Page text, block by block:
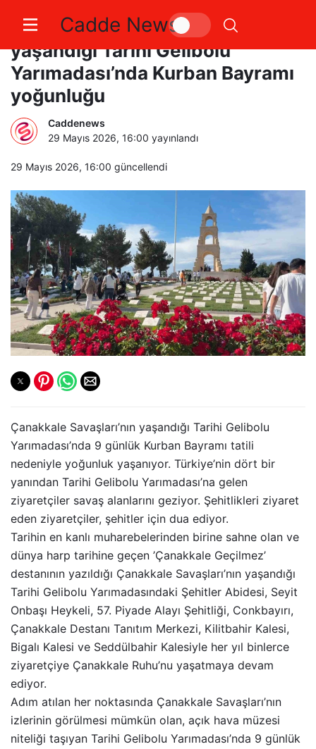
Cadde News
Çanakkale Savaşları’nın
yaşandığı Tarihi Gelibolu
Yarımadası’nda Kurban Bayramı
yoğunluğu
Caddenews
29 Mayıs 2026, 16:00 yayınlandı
29 Mayıs 2026, 16:00 güncellendi
Çanakkale Savaşları’nın yaşandığı Tarihi Gelibolu
Yarımadası’nda 9 günlük Kurban Bayramı tatili
nedeniyle yoğunluk yaşanıyor. Türkiye’nin dört bir
yanından Tarihi Gelibolu Yarımadası’na gelen
ziyaretçiler savaş alanlarını geziyor. Şehitlikleri ziyaret
eden ziyaretçiler, şehitler için dua ediyor.
Tarihin en kanlı muharebelerinden birine sahne olan ve
dünya harp tarihine geçen ’Çanakkale Geçilmez’
destanının yazıldığı Çanakkale Savaşları’nın yaşandığı
Tarihi Gelibolu Yarımadasındaki Şehitler Abidesi, Seyit
Onbaşı Heykeli, 57. Piyade Alayı Şehitliği, Conkbayırı,
Çanakkale Destanı Tanıtım Merkezi, Kilitbahir Kalesi,
Bigalı Kalesi ve Seddülbahir Kalesiyle her yıl binlerce
ziyaretçiye Çanakkale Ruhu’nu yaşatmaya devam
ediyor.
Adım atılan her noktasında Çanakkale Savaşları’nın
izlerinin görülmesi mümkün olan, açık hava müzesi
niteliği taşıyan Tarihi Gelibolu Yarımadası’nda 9 günlük